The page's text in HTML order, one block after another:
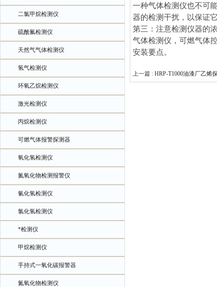
二氯甲烷检测仪
硫酰氟检测仪
天然气气体检测仪
氢气检测仪
环氧乙烷检测仪
激光检测仪
丙烷检测仪
可燃气体报警探测器
氧化氢检测仪
氮氧化物检测报警仪
氰化氢检测仪
氯化氢检测仪
*检测仪
甲烷检测仪
手持式一氧化碳报警器
氮氧化物检测仪
一种气体检测仪也不可
器的检测干扰，以保证
第三：注意检测仪器的
气体检测仪，可燃气体
安装要点。
上一篇 : HRP-T1000油漆厂乙烯